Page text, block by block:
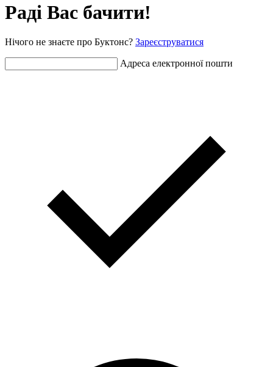
Раді Вас бачити!
Нічого не знаєте про Буктонс? Зареєструватися
Адреса електронної пошти